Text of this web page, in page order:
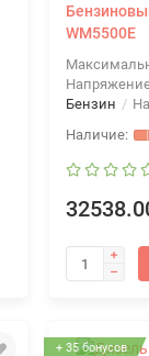
WM5500E
Бензин
+ 35 бонусов